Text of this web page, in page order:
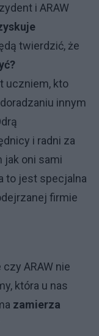
i ARAW
twierdzić, że
uczniem, kto
innym
i radni za
jak oni sami
to jest specjalna
firmie
ARAW nie
która u nas
zamierza